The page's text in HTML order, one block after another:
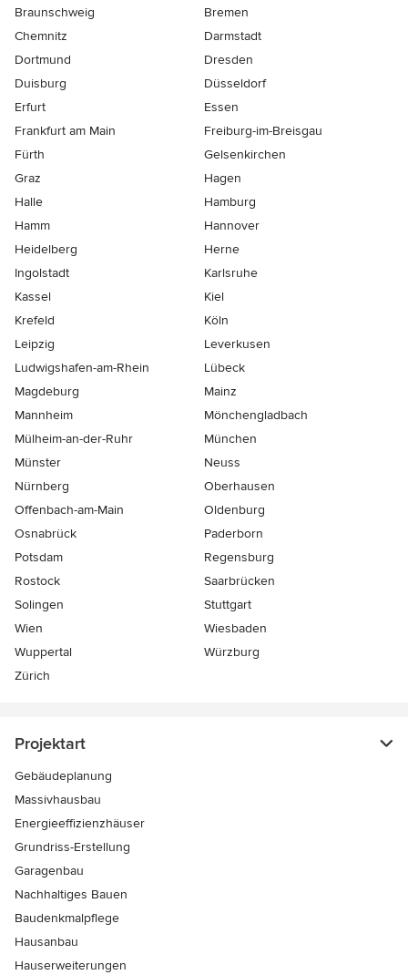
Braunschweig
Bremen
Chemnitz
Darmstadt
Dortmund
Dresden
Duisburg
Düsseldorf
Erfurt
Essen
Frankfurt am Main
Freiburg-im-Breisgau
Fürth
Gelsenkirchen
Graz
Hagen
Halle
Hamburg
Hamm
Hannover
Heidelberg
Herne
Ingolstadt
Karlsruhe
Kassel
Kiel
Krefeld
Köln
Leipzig
Leverkusen
Ludwigshafen-am-Rhein
Lübeck
Magdeburg
Mainz
Mannheim
Mönchen­gladbach
Mülheim-an-der-Ruhr
München
Münster
Neuss
Nürnberg
Oberhausen
Offenbach-am-Main
Oldenburg
Osnabrück
Paderborn
Potsdam
Regensburg
Rostock
Saarbrücken
Solingen
Stuttgart
Wien
Wiesbaden
Wuppertal
Würzburg
Zürich
Projektart
Gebäudeplanung
Massivhausbau
Energieeffizienzhäuser
Grundriss-Erstellung
Garagenbau
Nachhaltiges Bauen
Baudenkmalpflege
Hausanbau
Hauserweiterungen